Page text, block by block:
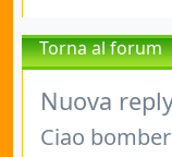
Torna al forum
Nuova
Ciao